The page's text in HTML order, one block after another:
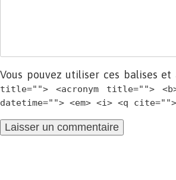
Vous pouvez utiliser ces balises
title=""> <acronym title="">
datetime=""> <em> <i> <q